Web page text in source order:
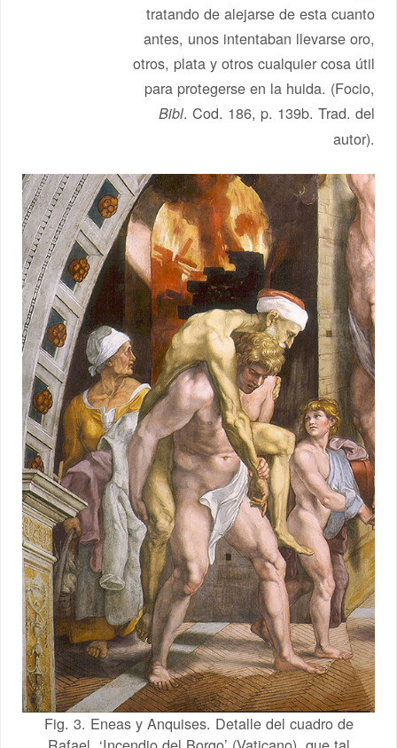
tratando de alejarse de esta cuanto
antes, unos intentaban llevarse oro,
otros, plata y otros cualquier cosa útil
para protegerse en la huida. (Focio,
Bibl. Cod. 186, p. 139b. Trad. del
autor).
Fig. 3. Eneas y Anquises. Detalle del cuadro de